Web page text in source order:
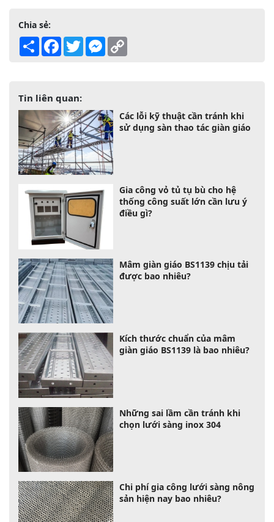
Chia sẻ:
Share Facebook
TwitterMessenger
Tin liên quan:
Các lỗi kỹ thuật cần tránh khi
sử dụng sàn thao tác giàn giáo
Gia công vỏ tủ tụ bù cho hệ
thống công suất lớn cần lưu ý
điều gì?
Mâm giàn giáo BS1139 chịu tải
được bao nhiêu?
Kích thước chuẩn của mâm
giàn giáo BS1139 là bao nhiêu?
Những sai lầm cần tránh khi
chọn lưới sàng inox 304
Chi phí gia công lưới sàng nông
sản hiện nay bao nhiêu?